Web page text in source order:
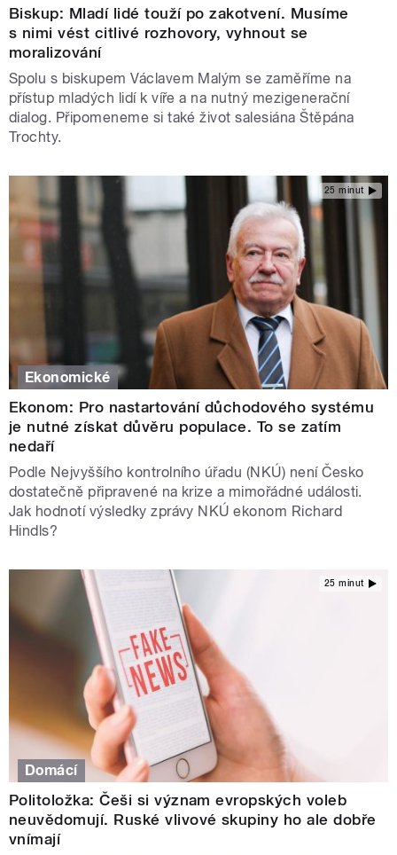
Biskup: Mladí lidé touží po zakotvení. Musíme
s nimi vést citlivé rozhovory, vyhnout se
moralizování
Spolu s biskupem Václavem Malým se zaměříme na
přístup mladých lidí k víře a na nutný mezigenerační
dialog. Připomeneme si také život salesiána Štěpána
Trochty.
25 minut
Ekonomické
Ekonom: Pro nastartování důchodového systému
je nutné získat důvěru populace. To se zatím
nedaří
Podle Nejvyššího kontrolního úřadu (NKÚ) není Česko
dostatečně připravené na krize a mimořádné události.
Jak hodnotí výsledky zprávy NKÚ ekonom Richard
Hindls?
25 minut
Domácí
Politoložka: Češi si význam evropských voleb
neuvědomují. Ruské vlivové skupiny ho ale dobře
vnímají